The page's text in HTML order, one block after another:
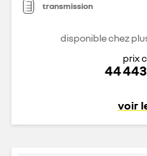
transmission
disponible chez
prix
44
voir